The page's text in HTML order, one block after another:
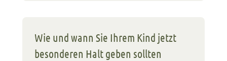
Wie und wann Sie Ihrem Kind jetzt
besonderen Halt geben sollten